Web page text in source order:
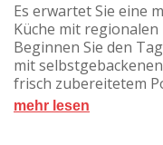
Sie komfortabel auf
Im Erdgeschoss
einer kuscheligen
Doppelbett und ein
sind bewusst TV-frei
ein
Es erwartet Sie eine
Küche mit
Beginnen Sie den
mit
frisch zubereitetem
Milchsorten, frischem
mehr lesen